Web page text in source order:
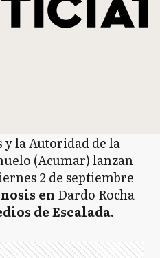
la Autoridad de la
(Acumar) lanzan
2 de septiembre
en Dardo Rocha
de Escalada.